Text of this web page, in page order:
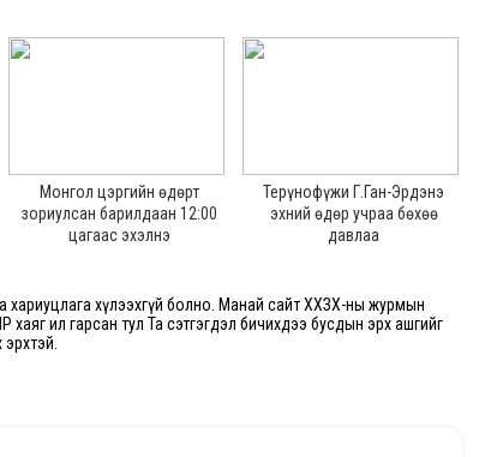
Монгол цэргийн өдөрт
зориулсан барилдаан 12:00
цагаас эхэлнэ
Терүнофүжи Г.Ган-Эрдэнэ
эхний өдөр учраа бөхөө
давлаа
хүлээхгүй болно. Манай сайт ХХЗХ-ны журмын
хаяг ил гарсан тул Та сэтгэгдэл бичихдээ бусдын эрх ашгийг